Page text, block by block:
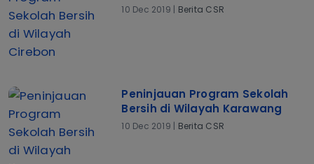
10 Dec 2019 | Berita CSR
Peninjauan Program Sekolah
Bersih di Wilayah Karawang
10 Dec 2019 | Berita CSR